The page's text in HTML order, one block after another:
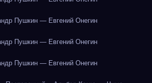
Пушкин — Евгений Онегин
Пушкин — Евгений Онегин
Пушкин — Евгений Онегин